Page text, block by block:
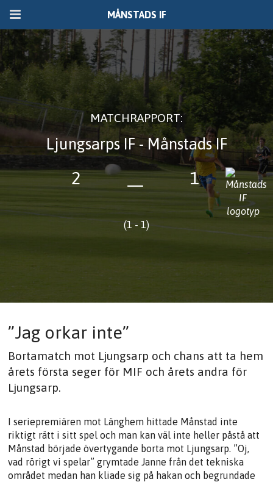
MÅNSTADS IF
MATCHRAPPORT:
Ljungsarps IF - Månstads IF
2 — 1
(1 - 1)
”Jag orkar inte”
Bortamatch mot Ljungsarp och chans att ta hem
årets första seger för MIF och årets andra för
Ljungsarp.
I seriepremiären mot Länghem hittade Månstad inte
riktigt rätt i sitt spel och man kan väl inte heller påstå att
Månstad började övertygande borta mot Ljungsarp. ”Oj,
vad rörigt vi spelar” grymtade Janne från det tekniska
området medan han kliade sig på hakan och begrundade